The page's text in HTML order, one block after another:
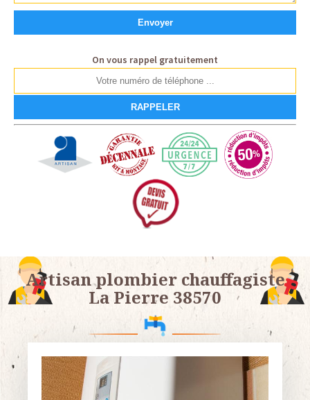
On vous rappel gratuitement
Artisan plombier chauffagiste
La Pierre 38570